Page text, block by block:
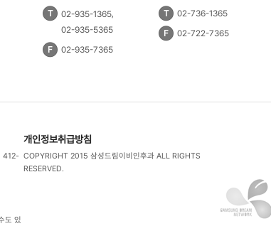
T
02-935-1365,
02-935-5365
F
02-935-7365
T
02-736-1365
F
02-722-7365
개인정보취급방침
412-
도 있
COPYRIGHT 2015 삼성드림이비인후과 ALL RIGHTS
RESERVED.